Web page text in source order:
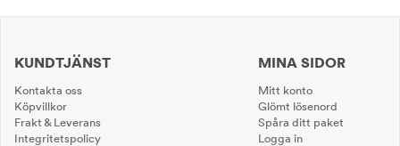
KUNDTJÄNST
Kontakta oss
Köpvillkor
Frakt & Leverans
Integritetspolicy
MINA SIDOR
Mitt konto
Glömt lösenord
Spåra ditt paket
Logga in